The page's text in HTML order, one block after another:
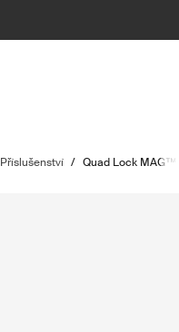
Příslušenství / Quad Lock MAG™